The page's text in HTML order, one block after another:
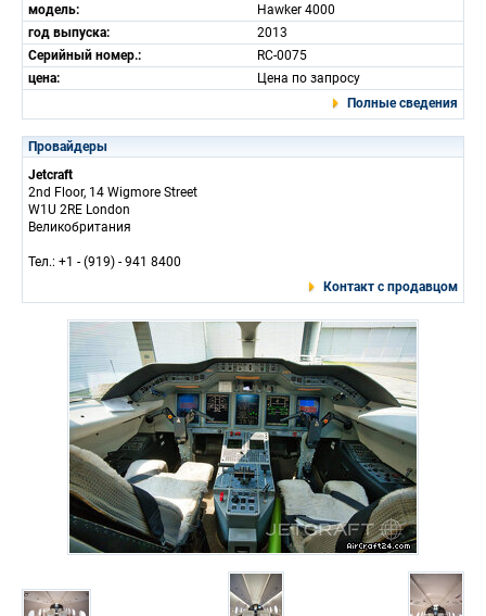
модель:
Hawker 4000
год выпуска:
2013
Серийный номер.:
RC-0075
цена:
Цена по запросу
Полные сведения
Провайдеры
Jetcraft
2nd Floor, 14 Wigmore Street
W1U 2RE London
Великобритания
Тел.: +1 - (919) - 941 8400
Контакт с продавцом